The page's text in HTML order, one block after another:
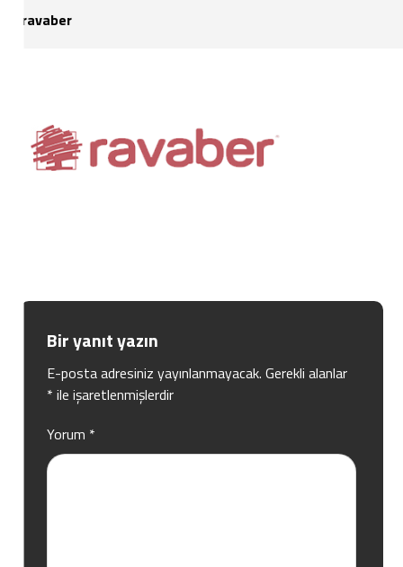
ravaber
Bir yanıt yazın
E-posta adresiniz yayınlanmayacak. Gerekli alanlar
* ile işaretlenmişlerdir
Yorum *